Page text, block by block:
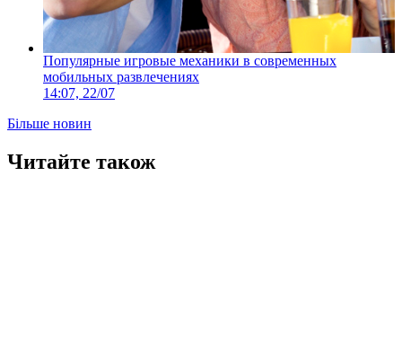
Популярные игровые механики в современных
мобильных развлечениях
14:07, 22/07
Більше новин
Читайте також